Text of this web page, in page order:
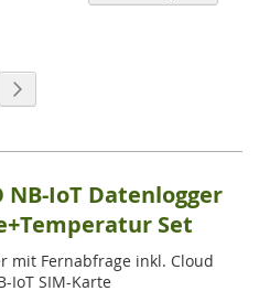
NB-IoT Datenlogger
Set
mit Fernabfrage inkl. Cloud
IoT SIM-Karte